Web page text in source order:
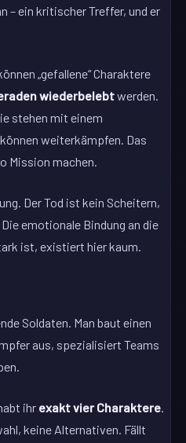
– ein kritischer Treffer, und er
„gefallene“ Charaktere
wiederbelebtwerden.
stehen mit einem
weiterkämpfen. Das
Mission machen.
Der Tod ist kein Scheitern,
emotionale Bindung an die
ist, existiert hier kaum.
Soldaten. Man baut einen
aus, spezialisiert Teams
ihr exakt vier Charaktere.
keine Alternativen. Fällt